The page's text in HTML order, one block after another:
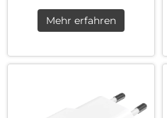
Mehr erfahren